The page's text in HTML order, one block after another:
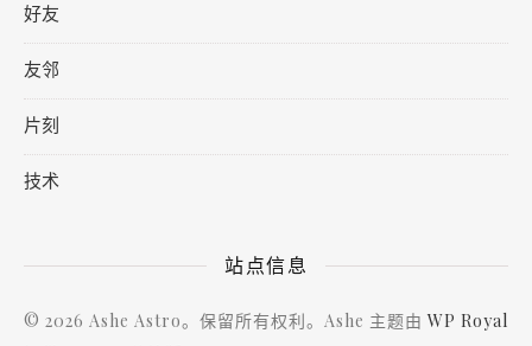
好友
友邻
片刻
技术
站点信息
© 2026 Ashe Astro。保留所有权利。Ashe 主题由 WP Royal